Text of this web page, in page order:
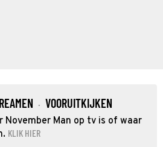
· VOORUITKIJKEN
November Man op tv is of waar
KLIK HIER